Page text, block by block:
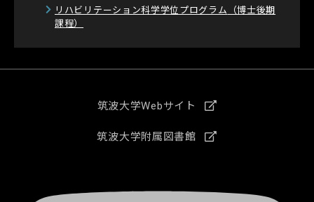
リハビリテーション科学学位プログラム
（博士後期
課程）
筑波大学Webサイト
筑波大学附属図書館